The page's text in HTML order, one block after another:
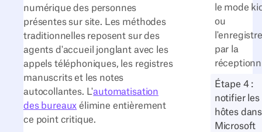
le mode
ou
par la
Étape 4 :
notifier les
hôtes dans
Microsoft
numérique des personnes
présentes sur site. Les méthodes
traditionnelles reposent sur des
agents d'accueil jonglant avec les
appels téléphoniques, les registres
manuscrits et les notes
autocollantes. L'automatisation
des bureaux élimine entièrement
ce point critique.